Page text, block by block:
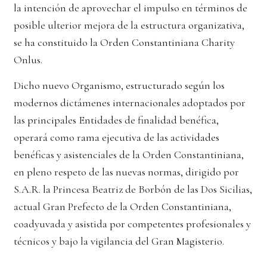
la intención de aprovechar el impulso en términos de
posible ulterior mejora de la estructura organizativa,
se ha constituido la Orden Constantiniana Charity
Onlus.
Dicho nuevo Organismo, estructurado según los
modernos dictámenes internacionales adoptados por
las principales Entidades de finalidad benéfica,
operará como rama ejecutiva de las actividades
benéficas y asistenciales de la Orden Constantiniana,
en pleno respeto de las nuevas normas, dirigido por
S.A.R. la Princesa Beatriz de Borbón de las Dos Sicilias,
actual Gran Prefecto de la Orden Constantiniana,
coadyuvada y asistida por competentes profesionales y
técnicos y bajo la vigilancia del Gran Magisterio.